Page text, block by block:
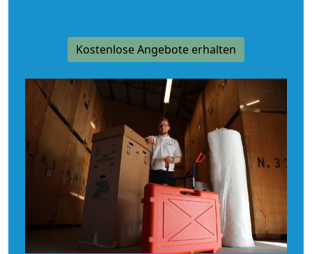
Kostenlose Angebote erhalten